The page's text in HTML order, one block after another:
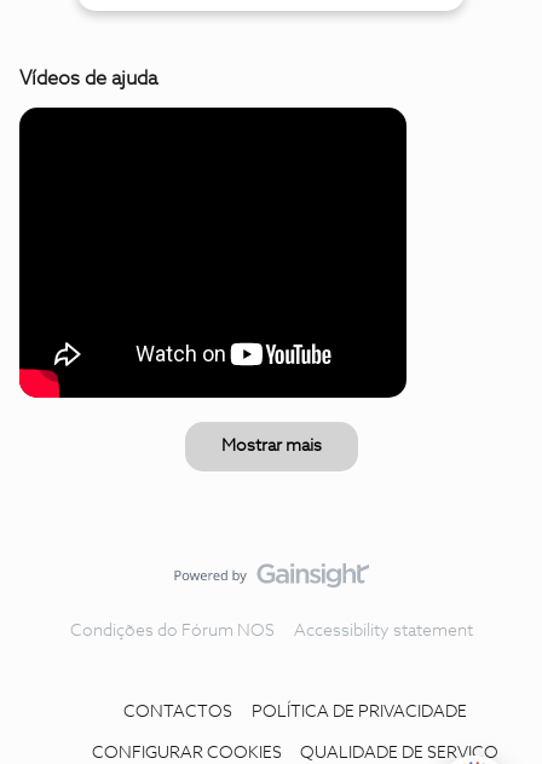
Vídeos de ajuda
Mostrar mais
Condições do Fórum NOS Accessibility statement
CONTACTOS POLÍTICA DE PRIVACIDADE
CONFIGURAR COOKIES QUALIDADE DE SERVIÇO